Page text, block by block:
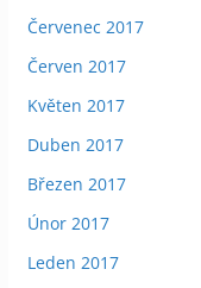
Červenec 2017
Červen 2017
Květen 2017
Duben 2017
Březen 2017
Únor 2017
Leden 2017